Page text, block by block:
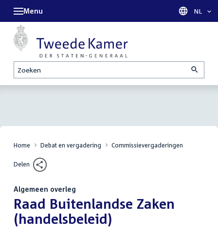
Zoeken
Menu Taal
NL
Home Debat en vergadering Commissievergaderingen
Delen
Algemeen overleg
:Raad Buitenlandse Zaken
(handelsbeleid)